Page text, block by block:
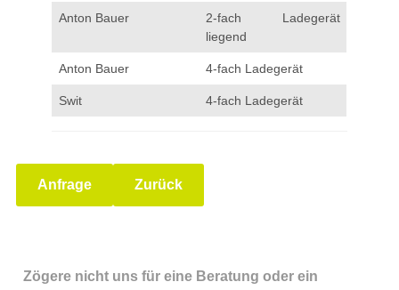
Anton Bauer
2-fach Ladegerät
liegend
Anton Bauer 4-fach Ladegerät
Swit 4-fach Ladegerät
Anfrage Zurück
Zögere nicht uns für eine Beratung oder ein